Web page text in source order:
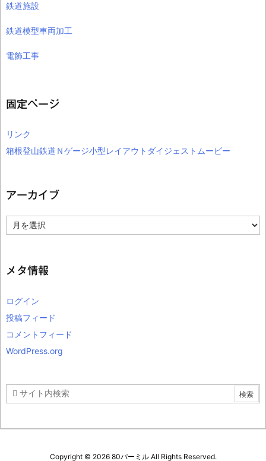
鉄道施設
鉄道模型車両加工
電飾工事
固定ページ
リンク
箱根登山鉄道Ｎゲージ小型レイアウトダイジェストムービー
アーカイブ
ー
ブ
メタ情報
ログイン
投稿フィード
コメントフィード
WordPress.org
Copyright © 2026 80パーミルAll Rights Reserved.